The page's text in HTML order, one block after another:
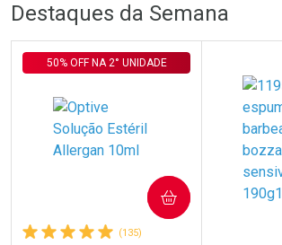
Laboratório
Comprar sem Desconto
Por Menos
Comprar sem Desconto
Destaques da Semana
(135)
50% OFF NA 2° UNIDADE
COMPRAR